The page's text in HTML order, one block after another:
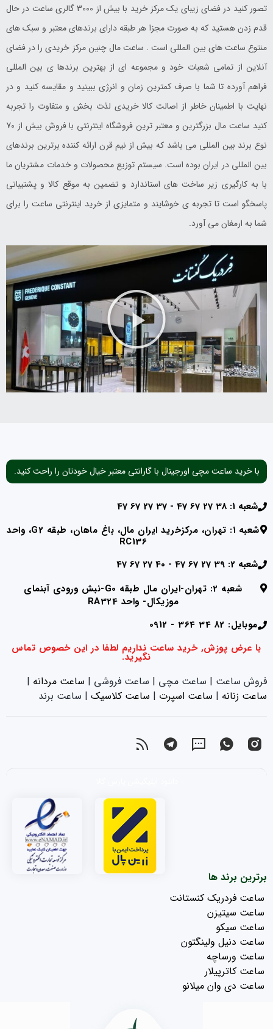
تصور کنید در فضای زیبای یک مرکز خرید با بیش از 3000 گالری ساعت در حال
قدم زدن هستید که به صورت مجزا هر طبقه دارای برندهای معتبر و سبک های
منتوع ساعت های بین المللی است . ساعت مال چنین مرکز خریدی را در فضای
آنلاین از تمامی شعبات خود و مجموعه ای از بهترین برندها ی بین المللی
فراهم آورده تا شما با صرف کمترین زمان و انرژی ببینید و مقایسه کنید و در
نهایت با اطمینان خاطر از اصالت کالا خریدی لذت بخش و متفاوت را تجربه
کنید ساعت مال بزرگترین و معتبر ترین فروشگاه اینترنتی با فروش بیش از 70
نوع برند بین المللی می باشد که بیش از نیم قرن ارائه کننده برترین برندهای
بین المللی در ایران بوده است. سیستم توزیع محصولات و خدمات مشتریان ما
با به کارگیری زیر ساخت های استاندارد و تضمین به موقع کالا و پشتیبانی
پاسخگو است تا تجربه ی خوشایند و متمایزی از خرید اینترنتی ساعت را برای
شما به ارمغان می آورد.
با خرید ساعت مچی اورجینال با گارانتی معتبر خیال خودتان را راحت کنید.
شعبه 1: 38 27 67 47 - 37 27 67 47
شعبه ۱: تهران، مرکزخرید ایران مال، باغ ماهان، طبقه G2، واحد
RC136
شعبه 2: 39 27 67 47 - 40 27 67 47
شعبه 2: تهران-ایران مال طبقه G0-نبش ورودی آبنمای
موزیکال- واحد RA324
موبایل: 82 34 364 - 0912
با عرض پوزش, خرید ساعت نداریم لطفا در این خصوص تماس
نگیرید.
فروش ساعت | ساعت مچی | ساعت فروشی | ساعت مردانه |
ساعت زنانه |‌ ساعت اسپرت |‌ ساعت کلاسیک | ساعت برند
برترین برند ها
ساعت فردریک کنستانت
ساعت سیتیزن
ساعت سیکو
ساعت دنیل ولینگتون
ساعت ورساچه
ساعت کاترپیلار
ساعت دی وان میلانو